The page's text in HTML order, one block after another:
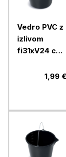
Vedro PVC z
izlivom
fi31xV24 cm,
1,99 €